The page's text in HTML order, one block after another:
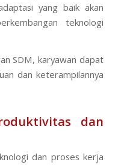
yang baik akan
teknologi
SDM, karyawan dapat
dan keterampilannya
dan
dan proses kerja